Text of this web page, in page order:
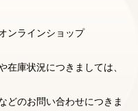
ンラインショップ
庫状況につきましては、
どのお問い合わせにつきま